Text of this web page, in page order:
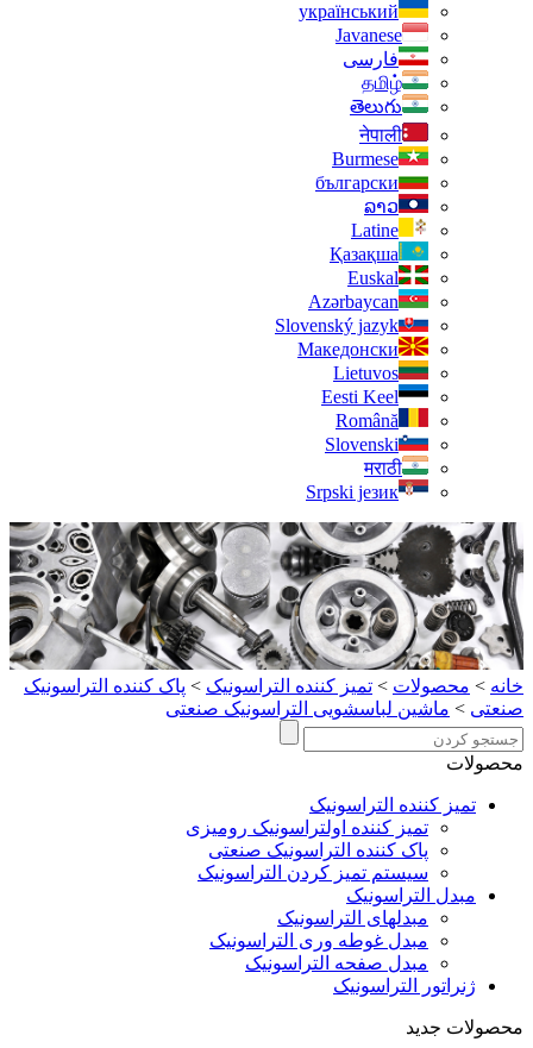
український
Javanese
فارسی
தமிழ்
తెలుగు
नेपाली
Burmese
български
ລາວ
Latine
Қазақша
Euskal
Azərbaycan
Slovenský jazyk
Македонски
Lietuvos
Eesti Keel
Română
Slovenski
मराठी
Srpski језик
خانه > محصولات > تمیز کننده التراسونیک > پاک کننده التراسونیک
صنعتی > ماشین لباسشویی التراسونیک صنعتی
محصولات
تمیز کننده التراسونیک
تمیز کننده اولتراسونیک رومیزی
پاک کننده التراسونیک صنعتی
سیستم تمیز کردن التراسونیک
مبدل التراسونیک
مبدلهای التراسونیک
مبدل غوطه وری التراسونیک
مبدل صفحه التراسونیک
ژنراتور التراسونیک
محصولات جدید